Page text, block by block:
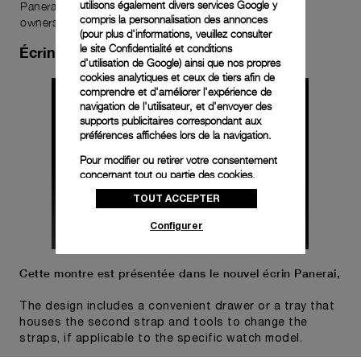
Panerai timepiece, enhancing its versatility and your
ownership experience.
Écrin de montre
Cette montre est présentée dans le nouvel écrin Panerai,
The design includes a convenient drawer or a tray that
houses the second strap and tools to change the
straps, if applicable to the specific watch model.
utilisons également divers services Google y
compris la personnalisation des annonces
(pour plus d'informations, veuillez consulter
le site Confidentialité et conditions
d'utilisation de Google) ainsi que nos propres
cookies analytiques et ceux de tiers afin de
comprendre et d'améliorer l'expérience de
navigation de l'utilisateur, et d'envoyer des
supports publicitaires correspondant aux
préférences affichées lors de la navigation.
Pour modifier ou retirer votre consentement
concernant tout ou partie des cookies,
cliquez sur « Configurer » ou consultez notre
politique des cookiespour obtenir plus
donnez votre consentement pour l’utilisation
des cookies susmentionnés
donnez votre consentement uniquement
pour l’utilisation des cookies techniques.
TOUT ACCEPTER
Configurer